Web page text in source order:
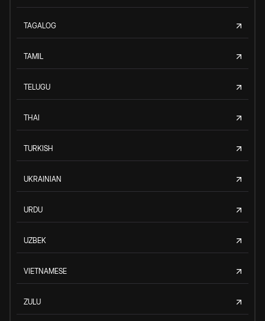
TAGALOG
TAMIL
TELUGU
THAI
TURKISH
UKRAINIAN
URDU
UZBEK
VIETNAMESE
ZULU